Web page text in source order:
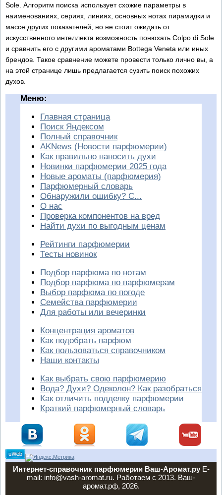
Sole. Алгоритм поиска использует схожие параметры в
наименованиях, сериях, линиях, основных нотах пирамидки и
массе других показателей, но не стоит ожидать от
искусственного интеллекта возможность понюхать Colpo di Sole
и сравнить его с другими ароматами Bottega Veneta или иных
брендов. Такое сравнение можете провести только лично вы, а
на этой странице лишь предлагается сузить поиск похожих
духов.
Меню:
Главная страница
Поиск Яндексом
Полный справочник
AKNews (Новости парфюмерии)
Как правильно наносить духи
Новинки парфюмерии 2025 года
Новые ароматы (парфюмерия)
Парфюмерный словарь
Обнаружили ошибку? С...
О нас
Проверка компонентов на вред
Найти духи по выгодным ценам
Рейтинги парфюмерии
Тесты новинок
Подбор парфюма по нотам
Подбор парфюма по парфюмерам
Выбор парфюма по погоде
Семейства парфюмерии
Для работы или вечеринки
Концентрация ароматов
Как подобрать парфюм
Как пользоваться справочником
Наши контакты
Как выбрать свою парфюмерию
Вода? Духи? Одеколон? Как разобраться
Как отличить подделку парфюмерии
Краткий парфюмерный словарь
Интернет-справочник парфюмерии Ваш-Аромат.руE-
mail: info@vash-aromat.ru. Работаем с 2013. Ваш-
аромат.рф, 2026.